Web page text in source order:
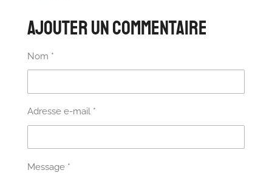
Ajouter un commentaire
Nom *
Adresse e-mail *
Message *